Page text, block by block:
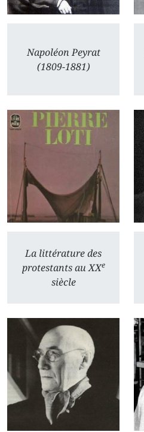
Napoléon Peyrat
(1809-1881)
La littérature des
protestants au XXe
siècle